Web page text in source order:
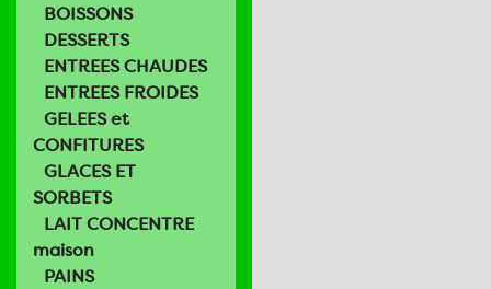
BOISSONS
DESSERTS
ENTREES CHAUDES
ENTREES FROIDES
GELEES et
CONFITURES
GLACES ET
SORBETS
LAIT CONCENTRE
maison
PAINS